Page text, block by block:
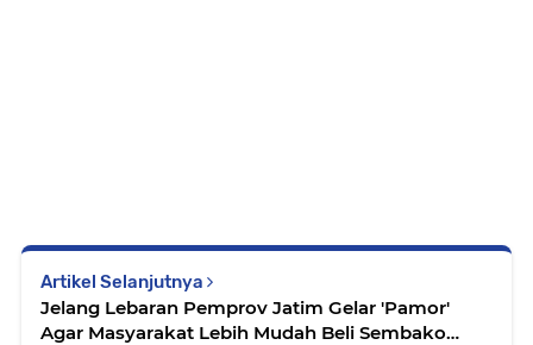
Artikel Selanjutnya
Jelang Lebaran Pemprov Jatim Gelar 'Pamor'
Agar Masyarakat Lebih Mudah Beli Sembako